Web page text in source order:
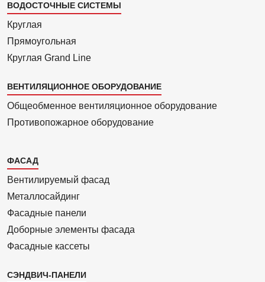
ВОДОСТОЧНЫЕ СИСТЕМЫ
Круглая
Прямоуголь­ная
Круглая Grand Line
ВЕНТИЛЯЦИОННОЕ ОБОРУДОВАНИЕ
Общеобменное вентиляционное оборудование
Противопожарное оборудование
Каталог
2
ФАСАД
Вентилиру­емый фасад
Металло­сайдинг
Фасадные панели
Доборные элементы фасада
Фасадные кассеты
СЭНДВИЧ-ПАНЕЛИ